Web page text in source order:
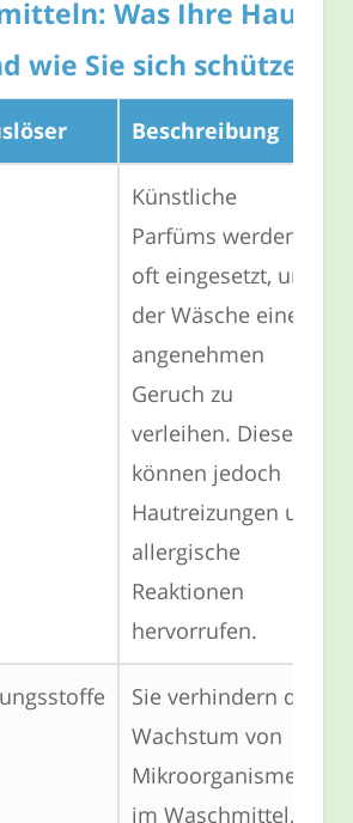
Was Ihre Haut
wie Sie sich schützen
Beschreibung
Künstliche
Parfüms werden
oft eingesetzt, um
der Wäsche einen
angenehmen
Geruch zu
verleihen. Diese
können jedoch
Hautreizungen und
allergische
Reaktionen
hervorrufen.
Sie verhindern das
Wachstum von
Mikroorganismen
im Waschmittel,